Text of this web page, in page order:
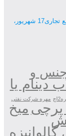
نشانی فروشگاه مرکزی: تهران ، بازارآهن شادآباد ، مجتمع تجاری17 شهریور،
جنس و
دینام یا
مهره شرکت نفتی
پرچی میخ